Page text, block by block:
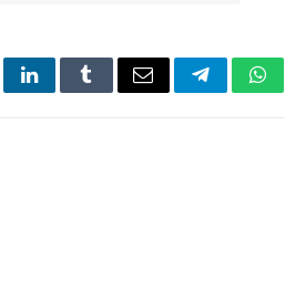
LinkedInTumblrEmail Telegram